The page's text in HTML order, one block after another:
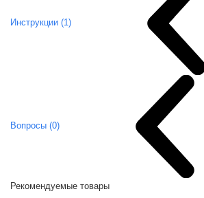
Инструкции (1)
Вопросы (0)
Рекомендуемые товары